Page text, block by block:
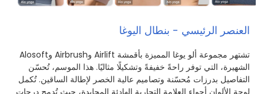
العنصر الرئيسي - بنطال اليوغا
تشتهر مجموعة ألو يوغا المميزة بأقمشة Airlift وAirbrush وAlosoft
الشهيرة، التي توفر راحةً خفيفةً وتشكيلًا مثاليًا. هذا الموسم، تُحسّن
التفاصيل بدرزات مُحسّنة وتصاميم عالية الخصر لإطالة الساقين. تُكمل
لوحة الألوان أجواء العلامة التجارية الهادئة المحايدة، حيث تُدمج درجات